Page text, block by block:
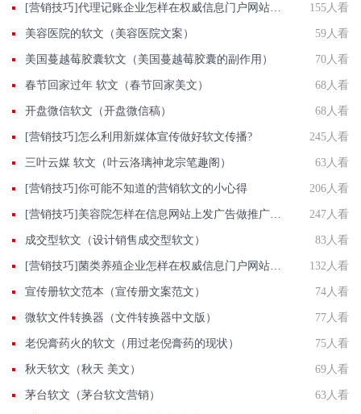
[营销技巧]代理记账企业怎样在权威信息门户网站发稿? 155人看
美容医院的软文（美容医院文案） 59人看
美国蔓越莓胶囊软文（美国蔓越莓胶囊的副作用） 70人看
春节回家过年 软文（春节回家美文） 68人看
开盘微信软文（开盘微信稿） 68人看
[营销技巧]怎么利用新媒体宣传做好软文传播? 245人看
三叶云媒 软文（叶云洛璃神龙宗笔趣阁） 63人看
[营销技巧]你可能不知道的营销软文的小心得 206人看
[营销技巧]美容院怎样在信息网站上发广告做推广提高产品知名度呢 247人看
成交型软文（设计销售成交型软文） 83人看
[营销技巧]菌类养殖企业怎样在权威信息门户网站发稿? 132人看
宣传册软文范本（宣传册文案范文） 74人看
微软文件转换器（文件转换器中文版） 77人看
老倪膏药火的软文（用过老倪膏药的现状） 75人看
秋天软文（秋天 美文） 69人看
茅台软文（茅台软文营销） 63人看